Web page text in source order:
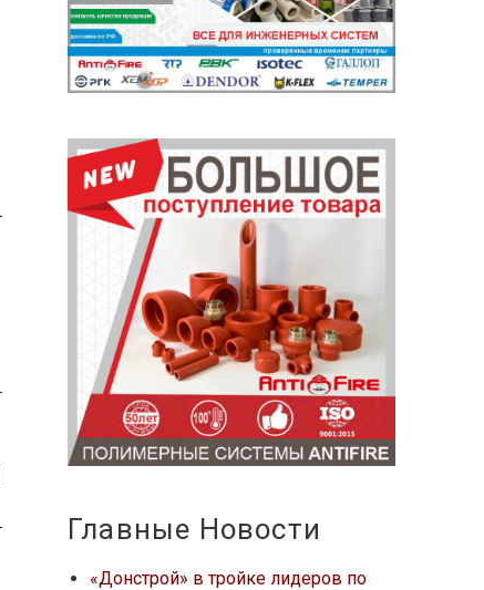
Главные Новости
«Донстрой» в тройке лидеров по